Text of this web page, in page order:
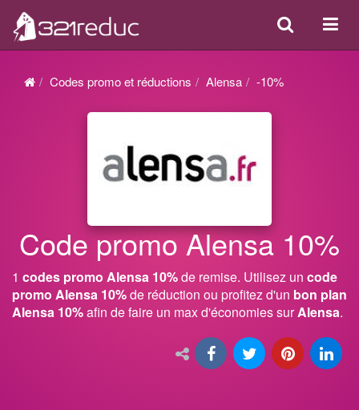
ou
Search
Codes promo et réductions Alensa -10%
Code promo Alensa 10%
1 codes promo Alensa 10%de remise. Utilisez un code
promo Alensa 10%de réduction ou profitez d'un bon plan
Alensa 10%afin de faire un max d'économies surAlensa.